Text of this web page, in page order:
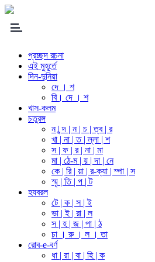
প্রচ্ছদ রচনা
এই মুহূর্তে
দিন-দুনিয়া
দে । শ
বি। দে । শ
খাস-কলম
চতুরঙ্গ
ন | ন্দ | ন | চ | ত্ব | র
খা | না | ত | ল্লা | শ
স | ফ | র | না | মা
মা | ঠে-ম | য় | দা | নে
কে | রি | য়া | র-ক্যা | ম্পা | স
স্মৃ | তি | প | ট
হযবরল
টে | ক | স | ই
ভা | ই | রা | ল
স | হ | জ | পা | ঠ
চা । রু । ল । তা
রোব-e-বর্ণ
ধা | রা | বা | হি | ক